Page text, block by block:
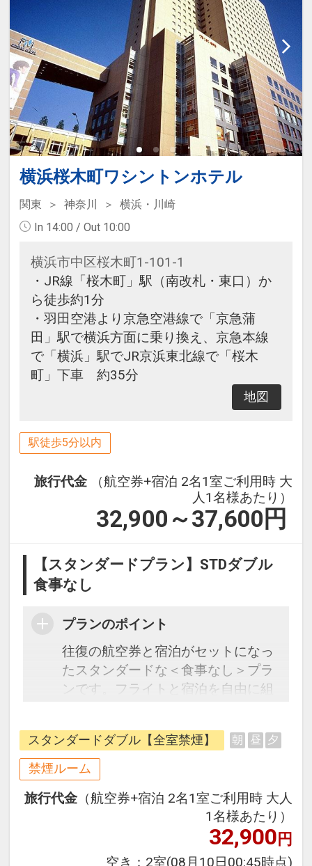
横浜桜木町ワシントンホテル
関東 神奈川
横浜・川崎
In 14:00 / Out 10:00
横浜市中区桜木町1-101-1
・JR線「桜木町」駅（南改札・東口）か
ら徒歩約1分
・羽田空港より京急空港線で「京急蒲
田」駅で横浜方面に乗り換え、京急本線
で「横浜」駅でJR京浜東北線で「桜木
町」下車 約35分
地図
駅徒歩5分以内
旅行代金
（航空券+宿泊 2名1室ご利用時 大
人1名様あたり）
32,900～37,600 円
【スタンダードプラン】STDダブル
食事なし
プランのポイント
往復の航空券と宿泊がセットになっ
たスタンダードな＜食事なし＞プラ
ンです。フライトと宿泊を自由に組
ージだから、一都市滞在はもちろん
周遊旅行にも最適！
旅行期間中の1泊だけの宿泊や延
泊・飛び泊なども自由自在です。
フライトは、安心のJAL（または
JALグループ）確約！フライトマイ
オプションでレンタカーや現地交
スタンダードダブル【全室禁煙】 朝 昼 夕
禁煙ルーム
旅行代金 （航空券+宿泊 2名1室ご利用時 大人
1名様あたり）
32,900円
空き： 2室(08月10日00:45時点)